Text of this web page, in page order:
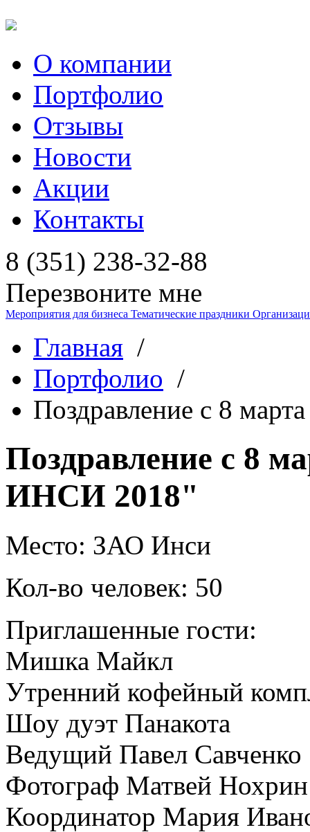
О компании
Портфолио
Отзывы
Новости
Акции
Контакты
8 (351) 238-32-88
Перезвоните мне
Мероприятия для бизнеса Тематические праздники
Главная /
Портфолио /
Поздравление с 8
Поздравление с 8
ИНСИ 2018"
Место: ЗАО Инси
Кол-во человек: 50
Приглашенные гости:
Мишка Майкл
Утренний кофейный
Шоу дуэт Панакота
Ведущий Павел Савченко
Фотограф Матвей
Координатор Мария